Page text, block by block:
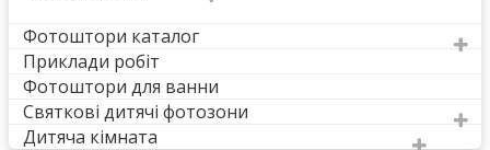
Фотоштори каталог
Приклади робіт
Фотоштори для ванни
Святкові дитячі фотозони
Дитяча кімната